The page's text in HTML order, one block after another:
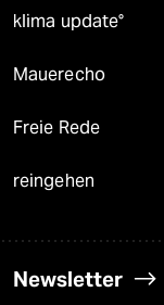
klima update°
Mauerecho
Freie Rede
reingehen
Newsletter